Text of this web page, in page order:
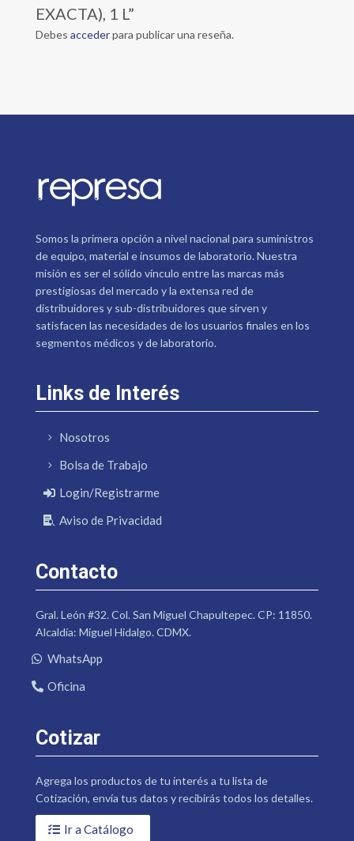
EXACTA), 1 L”
Debes accederpara publicar una reseña.
Somos la primera opción a nivel nacional para suministros
de equipo, material e insumos de laboratorio. Nuestra
misión es ser el sólido vínculo entre las marcas más
prestigiosas del mercado y la extensa red de
distribuidores y sub-distribuidores que sirven y
satisfacen las necesidades de los usuarios finales en los
segmentos médicos y de laboratorio.
Links de Interés
Nosotros
Bolsa de Trabajo
Login/Registrarme
Aviso de Privacidad
Contacto
Gral. León #32. Col. San Miguel Chapultepec. CP: 11850.
Alcaldía: Miguel Hidalgo. CDMX.
WhatsApp
Oficina
Cotizar
Agrega los productos de tu interés a tu lista de
Cotización, envía tus datos y recibirás todos los detalles.
Ir a Catálogo